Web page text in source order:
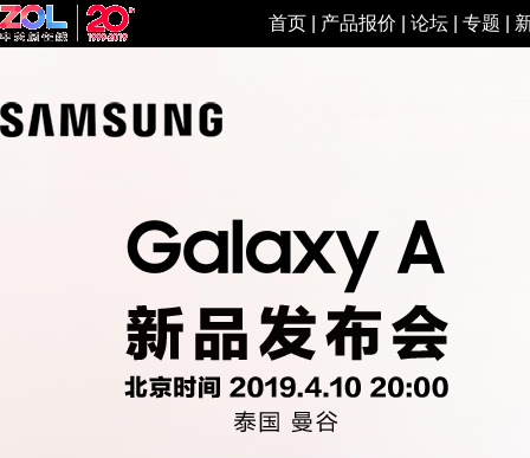
首页| 产品报价 论坛| 专题